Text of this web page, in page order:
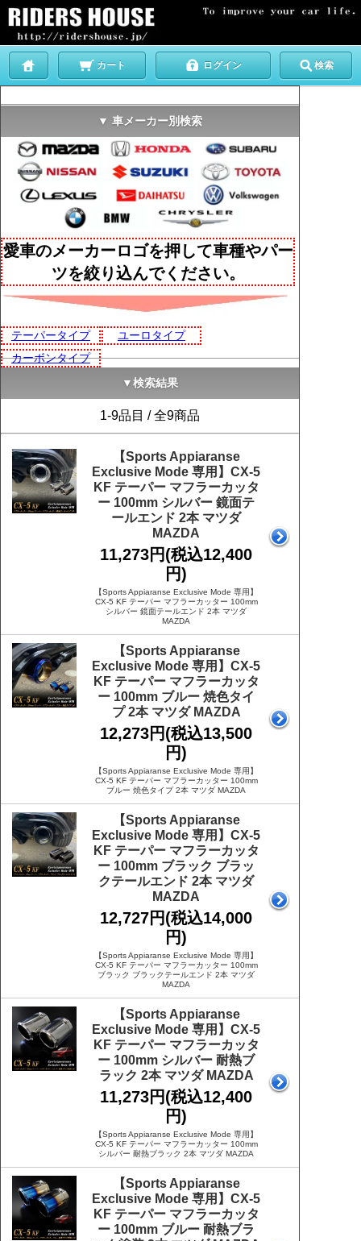
カート ログイン 検索
▼ 車メーカー別検索
愛車のメーカーロゴを押して車種やパー
ツを絞り込んでください。
テーパータイプ
ユーロタイプ
カーボンタイプ
▼検索結果
1-9品目 / 全9商品
【Sports Appiaranse
Exclusive Mode 専用】CX-5
KF テーパー マフラーカッタ
ー 100mm シルバー 鏡面テ
ールエンド 2本 マツダ
MAZDA
11,273円(税込12,400
円)
【Sports Appiaranse Exclusive Mode 専用】
CX-5 KF テーパー マフラーカッター 100mm
シルバー 鏡面テールエンド 2本 マツダ
MAZDA
【Sports Appiaranse
Exclusive Mode 専用】CX-5
KF テーパー マフラーカッタ
ー 100mm ブルー 焼色タイ
プ 2本 マツダ MAZDA
12,273円(税込13,500
円)
【Sports Appiaranse Exclusive Mode 専用】
CX-5 KF テーパー マフラーカッター 100mm
ブルー 焼色タイプ 2本 マツダ MAZDA
【Sports Appiaranse
Exclusive Mode 専用】CX-5
KF テーパー マフラーカッタ
ー 100mm ブラック ブラッ
クテールエンド 2本 マツダ
MAZDA
12,727円(税込14,000
円)
【Sports Appiaranse Exclusive Mode 専用】
CX-5 KF テーパー マフラーカッター 100mm
ブラック ブラックテールエンド 2本 マツダ
MAZDA
【Sports Appiaranse
Exclusive Mode 専用】CX-5
KF テーパー マフラーカッタ
ー 100mm シルバー 耐熱ブ
ラック 2本 マツダ MAZDA
11,273円(税込12,400
円)
【Sports Appiaranse Exclusive Mode 専用】
CX-5 KF テーパー マフラーカッター 100mm
シルバー 耐熱ブラック 2本 マツダ MAZDA
【Sports Appiaranse
Exclusive Mode 専用】CX-5
KF テーパー マフラーカッタ
ー 100mm ブルー 耐熱ブラ